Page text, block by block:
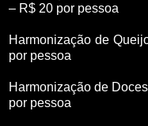
– R$ 20 por pessoa
Harmonização de
por pessoa
Harmonização de
por pessoa